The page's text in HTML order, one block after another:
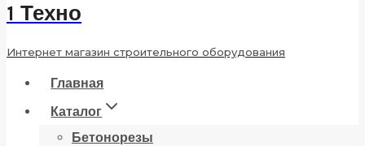
1 Техно
Интернет магазин строительного оборудования
Главная
Каталог
Бетонорезы